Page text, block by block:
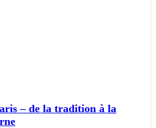
– de la tradition à la